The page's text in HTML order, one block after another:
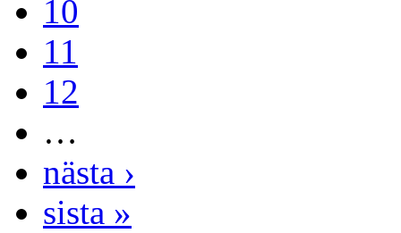
10
11
12
…
nästa ›
sista »